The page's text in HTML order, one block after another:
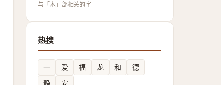
与「木」部相关的字
热搜
一 爱 福 龙 和
德
静
安